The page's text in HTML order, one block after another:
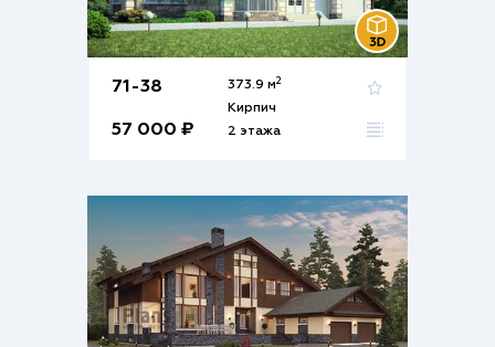
71-38
57 000 ₽
373.9 м2
Кирпич
2 этажа